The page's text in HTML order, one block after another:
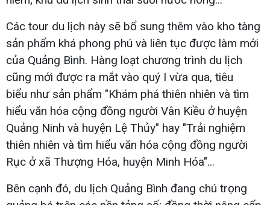
Các tour du lịch này sẽ bổ sung thêm vào kho tàng
sản phẩm khá phong phú và liên tục được làm mới
của Quảng Bình. Hàng loạt chương trình du lịch
cũng mới được ra mắt vào quý I vừa qua, tiêu
biểu như sản phẩm "Khám phá thiên nhiên và tìm
hiểu văn hóa cộng đồng người Vân Kiều ở huyện
Quảng Ninh và huyện Lệ Thủy" hay "Trải nghiệm
thiên nhiên và tìm hiểu văn hóa cộng đồng người
Rục ở xã Thượng Hóa, huyện Minh Hóa"...
Bên cạnh đó, du lịch Quảng Bình đang chú trọng